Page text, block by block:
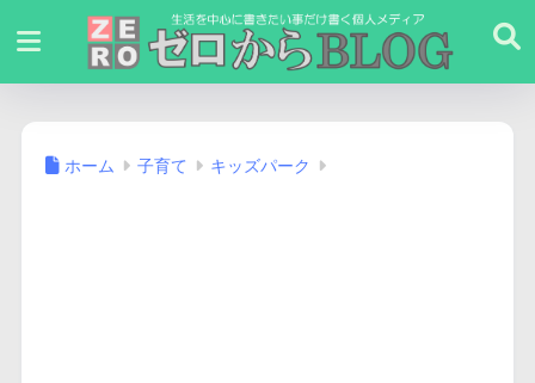
ホーム 子育て キッズパーク